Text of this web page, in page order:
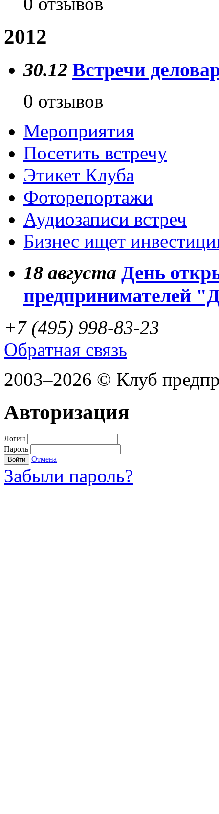
2012
30.12 Встречи
0 отзывов
Мероприятия
Посетить встречу
Этикет Клуба
Фоторепортажи
Аудиозаписи встреч
Бизнес ищет
18 августа День
предпринимателей
+7 (495) 998-83-23
Обратная связь
2003–2026 © Клуб
Авторизация
Логин
Пароль
Войти Отмена
Забыли пароль?